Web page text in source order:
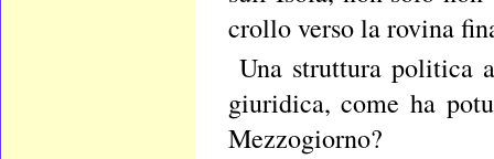
crollo verso la rovina
Una struttura politica
giuridica, come ha
Mezzogiorno?